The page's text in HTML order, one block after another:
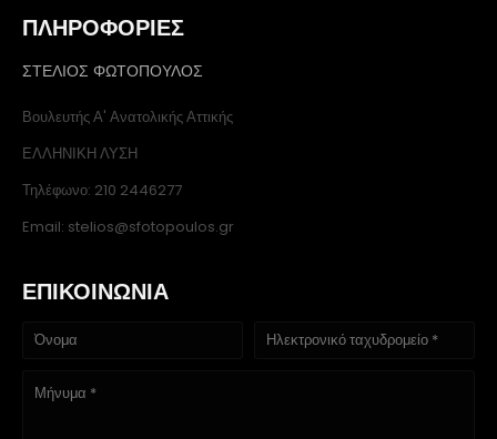
ΠΛΗΡΟΦΟΡΙΕΣ
ΣΤΕΛΙΟΣ ΦΩΤΟΠΟΥΛΟΣ
Βουλευτής Α' Ανατολικής Αττικής
ΕΛΛΗΝΙΚΗ ΛΥΣΗ
Τηλέφωνο: 210 2446277
Email: stelios@sfotopoulos.gr
ΕΠΙΚΟΙΝΩΝΙΑ